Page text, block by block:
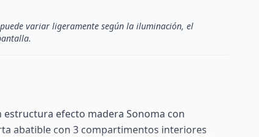
variar ligeramente según la iluminación, el
estructura efecto madera Sonoma con
abatible con 3 compartimentos interiores